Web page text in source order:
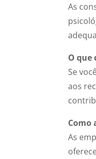
As
O que
Se
aos
Como
As